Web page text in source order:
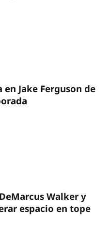
Jake Ferguson de
Walker y
espacio en tope